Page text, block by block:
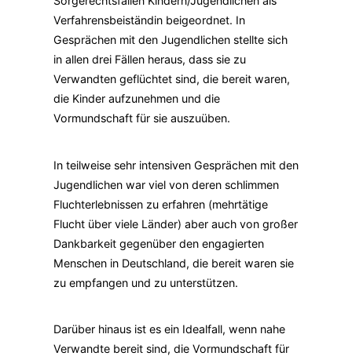
Verfahrensbeiständin beigeordnet. In
Gesprächen mit den Jugendlichen stellte sich
in allen drei Fällen heraus, dass sie zu
Verwandten geflüchtet sind, die bereit waren,
die Kinder aufzunehmen und die
Vormundschaft für sie auszuüben.
In teilweise sehr intensiven Gesprächen mit den
Jugendlichen war viel von deren schlimmen
Fluchterlebnissen zu erfahren (mehrtätige
Flucht über viele Länder) aber auch von großer
Dankbarkeit gegenüber den engagierten
Menschen in Deutschland, die bereit waren sie
zu empfangen und zu unterstützen.
Darüber hinaus ist es ein Idealfall, wenn nahe
Verwandte bereit sind, die Vormundschaft für